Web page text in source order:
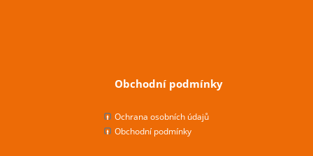
Obchodní podmínky
Ochrana osobních údajů
Obchodní podmínky